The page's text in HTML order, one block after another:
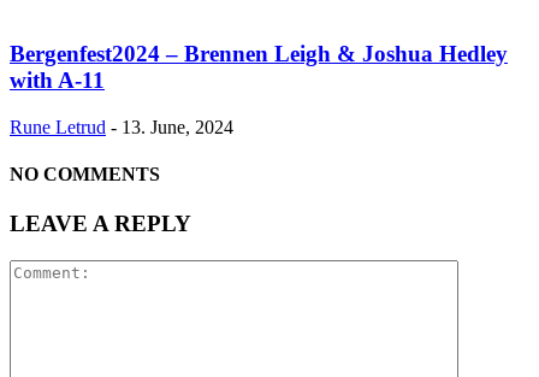
Bergenfest2024 – Brennen Leigh & Joshua Hedley
with A-11
Rune Letrud - 13. June, 2024
NO COMMENTS
LEAVE A REPLY